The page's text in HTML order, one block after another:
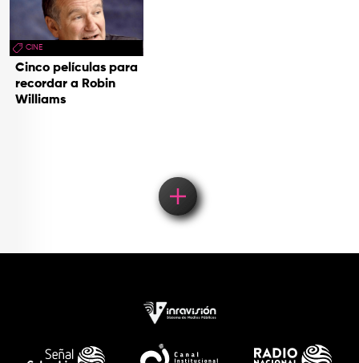
CINE
Cinco películas para
recordar a Robin
Williams